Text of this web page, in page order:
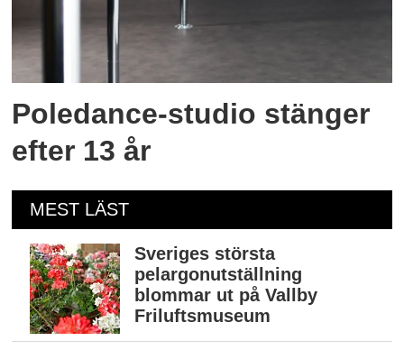
Poledance-studio stänger
efter 13 år
MEST LÄST
Sveriges största
pelargonutställning
blommar ut på Vallby
Friluftsmuseum